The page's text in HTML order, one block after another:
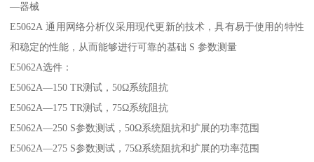
—器械
E5062A 通用网络分析仪采用现代更新的技术，具有易于使用的特性
和稳定的性能，从而能够进行可靠的基础 S 参数测量
E5062A选件：
E5062A—150 TR测试，50Ω系统阻抗
E5062A—175 TR测试，75Ω系统阻抗
E5062A—250 S参数测试，50Ω系统阻抗和扩展的功率范围
E5062A—275 S参数测试，75Ω系统阻抗和扩展的功率范围